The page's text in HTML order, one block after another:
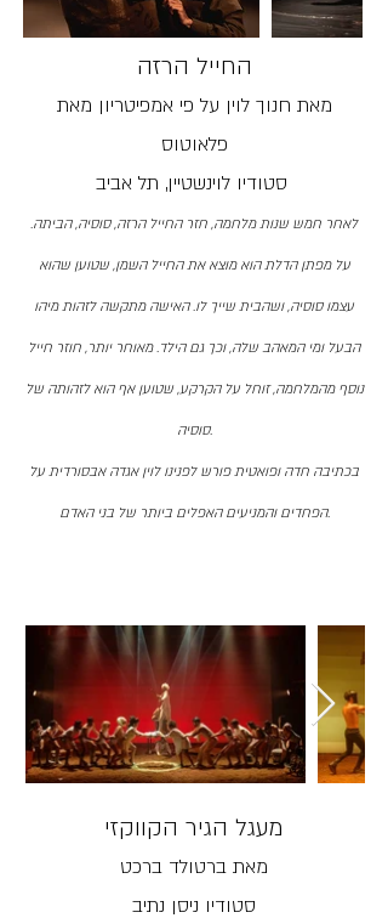
החייל הרזה
מאת חנוך לוין על פי אמפיטריון מאת
פלאוטוס
לאחר חמש שנות מלחמה, חזר החייל הרזה, סוסיה, הביתה.
על מפתן הדלת הוא מוצא את החייל השמן, שטוען שהוא
עצמו סוסיה, ושהבית שייך לו. האישה מתקשה לזהות מיהו
הבעל ומי המאהב שלה, וכך גם הילד. מאוחר יותר, חוזר חייל
נוסף מהמלחמה, זוחל על הקרקע, שטוען אף הוא לזהותה של
סוסיה.
בכתיבה חדה ופואטית פורש לפנינו לוין אגדה אבסורדית על
הפחדים והמניעים האפלים ביותר של בני האדם.
מעגל הגיר הקווקזי
מאת ברטולד ברכט
סטודיו ניסן נתיב